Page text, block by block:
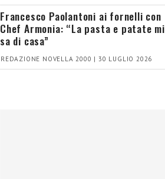
Francesco Paolantoni ai fornelli con
Chef Armonia: “La pasta e patate mi
sa di casa”
REDAZIONE NOVELLA 2000 | 30 LUGLIO 2026